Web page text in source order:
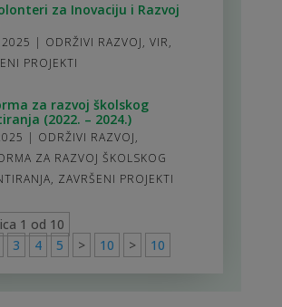
za Inovaciju i Razvoj
| ODRŽIVI RAZVOJ, VIR,
PROJEKTI
za razvoj školskog
(2022. – 2024.)
| ODRŽIVI RAZVOJ,
ZA RAZVOJ ŠKOLSKOG
, ZAVRŠENI PROJEKTI
1 od 10
3 4 5 > 10 > 10